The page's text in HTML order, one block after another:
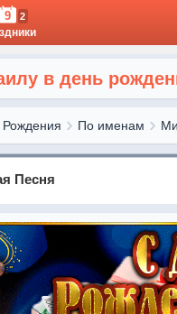
9 2
в день
По именам
Песня